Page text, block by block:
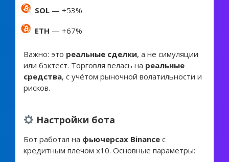
SOL — +53%
ETH — +67%
Важно: это реальные сделки, а не симуляции
или бэктест. Торговля велась на реальные
средства, с учётом рыночной волатильности и
рисков.
Настройки бота
Бот работал на фьючерсах Binanceс
кредитным плечом x10. Основные параметры: